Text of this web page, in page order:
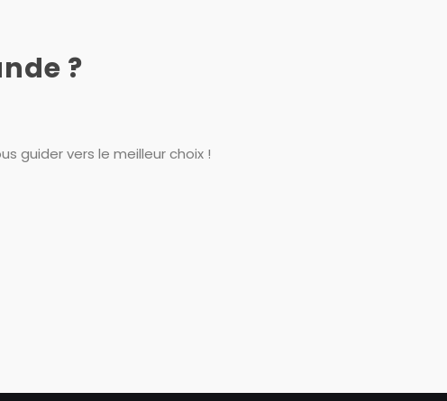
?
guider vers le meilleur choix !